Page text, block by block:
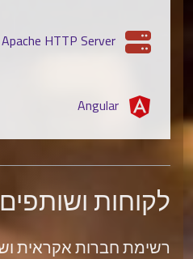
לקוחות ושותפים
רשימת חברות אקראית